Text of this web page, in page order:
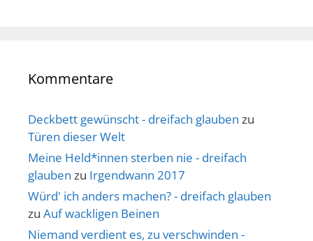
Kommentare
Deckbett gewünscht - dreifach glauben zu
Türen dieser Welt
Meine Held*innen sterben nie - dreifach
glauben zu Irgendwann 2017
Würd' ich anders machen? - dreifach glauben
zu Auf wackligen Beinen
Niemand verdient es, zu verschwinden -